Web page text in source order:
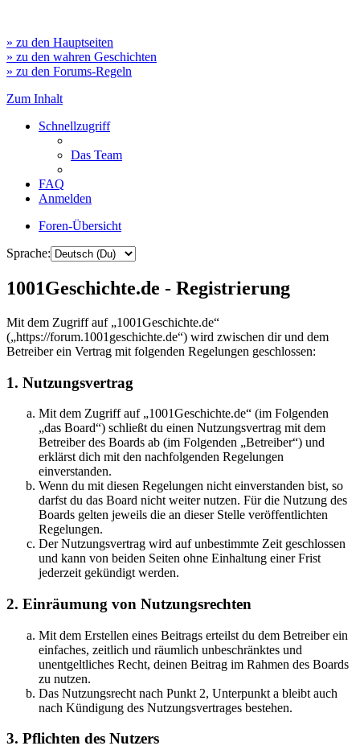
» zu den Hauptseiten
» zu den wahren Geschichten
» zu den Forums-Regeln
Zum Inhalt
Schnellzugriff
Das Team
FAQ
Anmelden
Foren-Übersicht
Sprache:
1001Geschichte.de - Registrierung
Mit dem Zugriff auf „1001Geschichte.de“
(„https://forum.1001geschichte.de“) wird zwischen dir und dem
Betreiber ein Vertrag mit folgenden Regelungen geschlossen:
1. Nutzungsvertrag
Mit dem Zugriff auf „1001Geschichte.de“ (im Folgenden
„das Board“) schließt du einen Nutzungsvertrag mit dem
Betreiber des Boards ab (im Folgenden „Betreiber“) und
erklärst dich mit den nachfolgenden Regelungen
einverstanden.
Wenn du mit diesen Regelungen nicht einverstanden bist, so
darfst du das Board nicht weiter nutzen. Für die Nutzung des
Boards gelten jeweils die an dieser Stelle veröffentlichten
Regelungen.
Der Nutzungsvertrag wird auf unbestimmte Zeit geschlossen
und kann von beiden Seiten ohne Einhaltung einer Frist
jederzeit gekündigt werden.
2. Einräumung von Nutzungsrechten
Mit dem Erstellen eines Beitrags erteilst du dem Betreiber ein
einfaches, zeitlich und räumlich unbeschränktes und
unentgeltliches Recht, deinen Beitrag im Rahmen des Boards
zu nutzen.
Das Nutzungsrecht nach Punkt 2, Unterpunkt a bleibt auch
nach Kündigung des Nutzungsvertrages bestehen.
3. Pflichten des Nutzers